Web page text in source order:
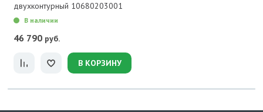
двухконтурный 10680203001
В наличии
46 790 руб.
В КОРЗИНУ